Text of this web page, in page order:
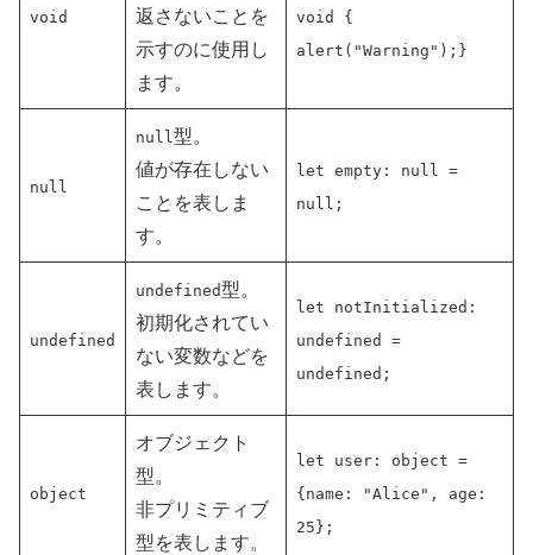
void
返さないことを
示すのに使用し
ます。
void {
alert("Warning");}
null
null 型。
値が存在しない
ことを表しま
す。
let empty: null =
null;
undefined
undefined型。
初期化されてい
ない変数などを
表します。
let notInitialized:
undefined =
undefined;
object
オブジェクト
型。
非プリミティブ
型を表します。
let user: object =
{name: "Alice", age:
25};